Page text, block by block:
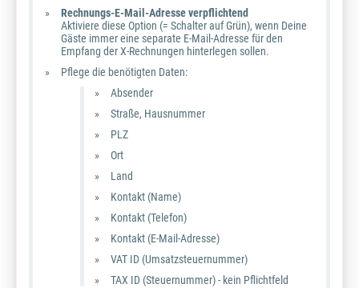
Rechnungs-E-Mail-Adresse verpflichtend
Aktiviere diese Option (= Schalter auf Grün), wenn Deine
Gäste immer eine separate E-Mail-Adresse für den
Empfang der X-Rechnungen hinterlegen sollen.
Pflege die benötigten Daten:
Absender
Straße, Hausnummer
PLZ
Ort
Land
Kontakt (Name)
Kontakt (Telefon)
Kontakt (E-Mail-Adresse)
VAT ID (Umsatzsteuernummer)
TAX ID (Steuernummer) - kein Pflichtfeld